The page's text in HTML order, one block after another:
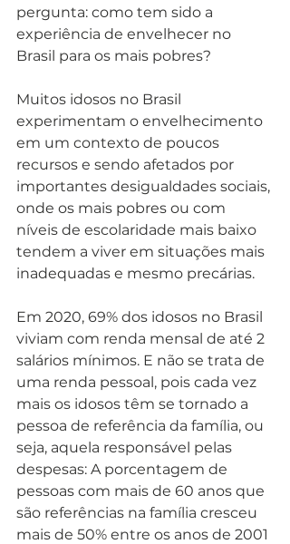
pergunta: como tem sido a
experiência de envelhecer no
Brasil para os mais pobres?
Muitos idosos no Brasil
experimentam o envelhecimento
em um contexto de poucos
recursos e sendo afetados por
importantes desigualdades sociais,
onde os mais pobres ou com
níveis de escolaridade mais baixo
tendem a viver em situações mais
inadequadas e mesmo precárias.
Em 2020, 69% dos idosos no Brasil
viviam com renda mensal de até 2
salários mínimos. E não se trata de
uma renda pessoal, pois cada vez
mais os idosos têm se tornado a
pessoa de referência da família, ou
seja, aquela responsável pelas
despesas: A porcentagem de
pessoas com mais de 60 anos que
são referências na família cresceu
mais de 50% entre os anos de 2001